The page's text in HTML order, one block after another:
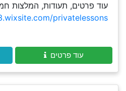
עוד פרטים, תעודות, המלצות
privatelessons
עוד פרטים